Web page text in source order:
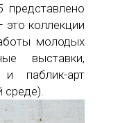
коллекции
молодых
выставки,
и паблик-арт
среде).